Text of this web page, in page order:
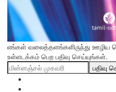
எங்கள் வலைத்தளங்களிருந்து ஊழிய
உள்ளடக்கம் பெற பதிவு செய்யுங்கள்.
பதிவு